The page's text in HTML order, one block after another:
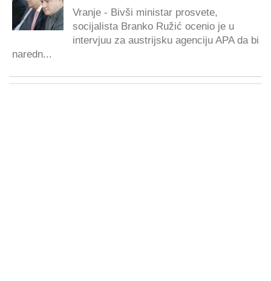
Vranje - Bivši ministar prosvete,
socijalista Branko Ružić ocenio je u
intervjuu za austrijsku agenciju APA da bi
naredn...